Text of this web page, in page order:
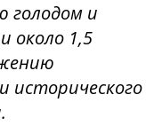
голодом и
около 1,5
исторического